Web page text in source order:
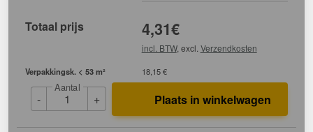
Totaal prijs 4,31€
incl. BTW, excl. Verzendkosten
Verpakkingsk. < 53 m² 18,15 €
-
Aantal
+ Plaats in winkelwagen